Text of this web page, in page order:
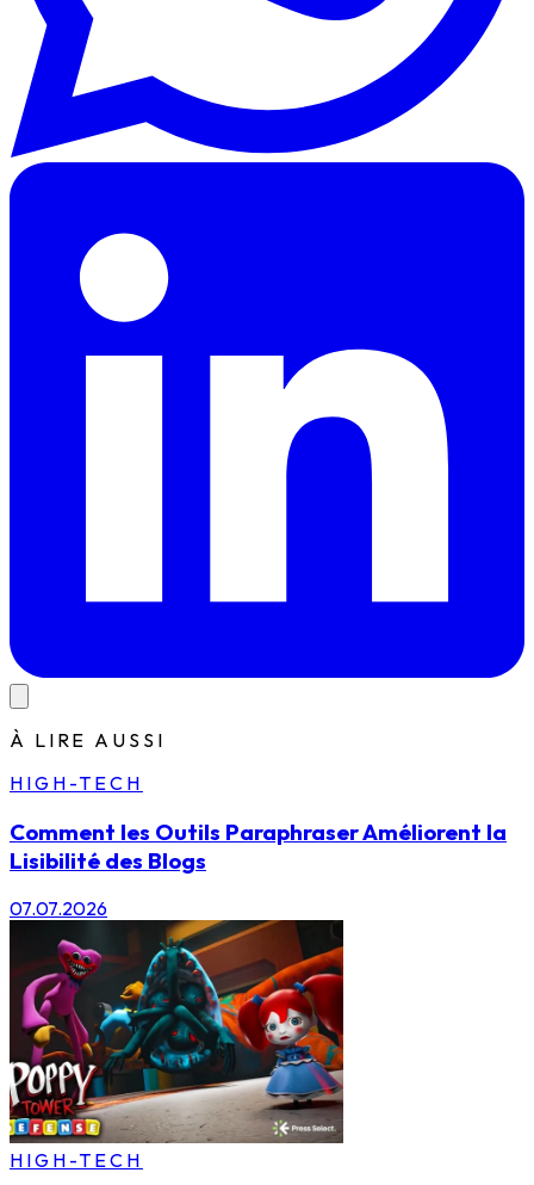
À LIRE AUSSI
HIGH-TECH
Comment les Outils Paraphraser Améliorent la
Lisibilité des Blogs
07.07.2026
HIGH-TECH